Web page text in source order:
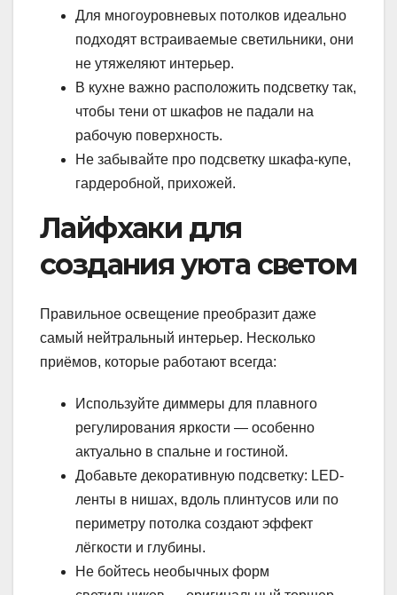
Для многоуровневых потолков идеально
подходят встраиваемые светильники, они
не утяжеляют интерьер.
В кухне важно расположить подсветку так,
чтобы тени от шкафов не падали на
рабочую поверхность.
Не забывайте про подсветку шкафа-купе,
гардеробной, прихожей.
Лайфхаки для
создания уюта светом
Правильное освещение преобразит даже
самый нейтральный интерьер. Несколько
приёмов, которые работают всегда:
Используйте диммеры для плавного
регулирования яркости — особенно
актуально в спальне и гостиной.
Добавьте декоративную подсветку: LED-
ленты в нишах, вдоль плинтусов или по
периметру потолка создают эффект
лёгкости и глубины.
Не бойтесь необычных форм